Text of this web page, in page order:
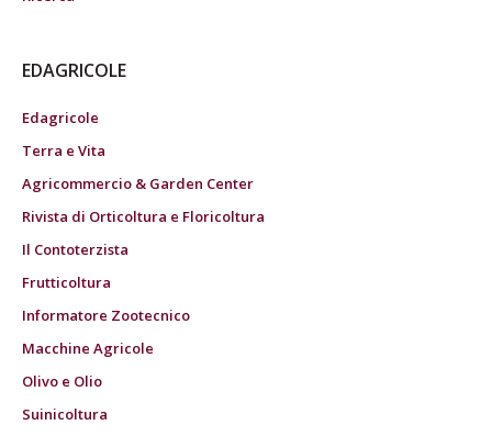
EDAGRICOLE
Edagricole
Terra e Vita
Agricommercio & Garden Center
Rivista di Orticoltura e Floricoltura
Il Contoterzista
Frutticoltura
Informatore Zootecnico
Macchine Agricole
Olivo e Olio
Suinicoltura